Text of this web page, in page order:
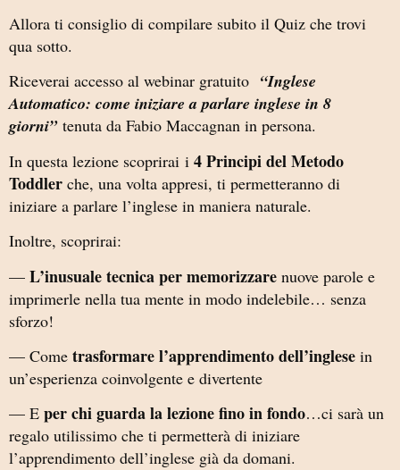
Allora ti consiglio di compilare subito il Quiz che trovi
qua sotto.
Riceverai accesso al webinar gratuito “Inglese
Automatico: come iniziare a parlare inglese in 8
giorni” tenuta da Fabio Maccagnan in persona.
In questa lezione scoprirai i 4 Principi del Metodo
Toddler che, una volta appresi, ti permetteranno di
iniziare a parlare l’inglese in maniera naturale.
Inoltre, scoprirai:
— L’inusuale tecnica per memorizzare nuove parole e
imprimerle nella tua mente in modo indelebile… senza
sforzo!
— Come trasformare l’apprendimento dell’inglese in
un’esperienza coinvolgente e divertente
— E per chi guarda la lezione fino in fondo…ci sarà un
regalo utilissimo che ti permetterà di iniziare
l’apprendimento dell’inglese già da domani.